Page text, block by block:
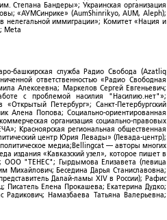
Степана Бандеры»; Украинская организация
«АУМСинрике» (AumShinrikyo, AUM, Aleph);
нелегальной иммиграции»; Комитет «Нация и
Meta
башкирская служба Радио Свобода (Azatliq
ответственностью «Радио Свободная
Алексеевна; Маркелов Сергей Евгеньевич;
с проблемой насилия "Насилию.нет"»;
«Открытый Петербург»; Санкт-Петербургский
Алена Попова; Социально-ориентированная
организация социально-правовых
Красноярская региональная общественная
центр Юрия Левады» (Левада-центр);
медиа;Bellingcat — авторы многих
издания «Кавказский узел», которое пишет в
ООО "ТЕНЕС"; Гырдымова Елизавета (певица
Михайлович; Беседина Дарья Станиславовна;
Далай-ламы XIV в России); Рафис
Елена Прокашева; Екатерина Дудко;
Намазбаева Татьяна Валерьевна;